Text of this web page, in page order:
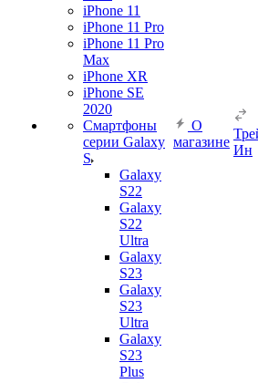
iPhone 11
iPhone 11 Pro
iPhone 11 Pro
Max
iPhone XR
iPhone SE
2020
Смартфоны
серии Galaxy
S
Galaxy
S22
Galaxy
S22
Ultra
Galaxy
S23
Galaxy
S23
Ultra
Galaxy
S23
Plus
О
магазине
Ин